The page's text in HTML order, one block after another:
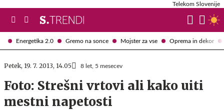
Energetika 2.0 Gremo na sonce Mojster za vse Oprema in dekor
Telekom Slovenije
Petek, 19. 7. 2013, 14.05 8 let, 5 mesecev
Foto: Strešni vrtovi ali kako uiti
mestni napetosti